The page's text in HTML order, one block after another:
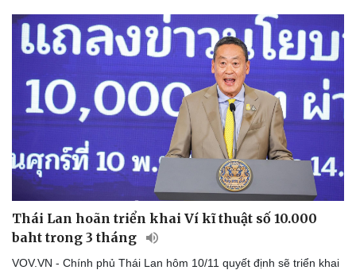
Thái Lan hoãn triển khai Ví kĩ thuật số 10.000
baht trong 3 tháng
VOV.VN - Chính phủ Thái Lan hôm 10/11 quyết định sẽ triển khai